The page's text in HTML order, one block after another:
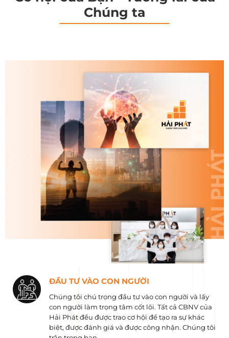
Chúng ta
ĐẦU TƯ VÀO CON NGƯỜI
Chúng tôi chú trọng đầu tư vào con người và lấy
con người làm trọng tâm cốt lõi. Tất cả CBNV của
Hải Phát đều được trao cơ hội để tạo ra sự khác
biệt, được đánh giá và được công nhận. Chúng tôi